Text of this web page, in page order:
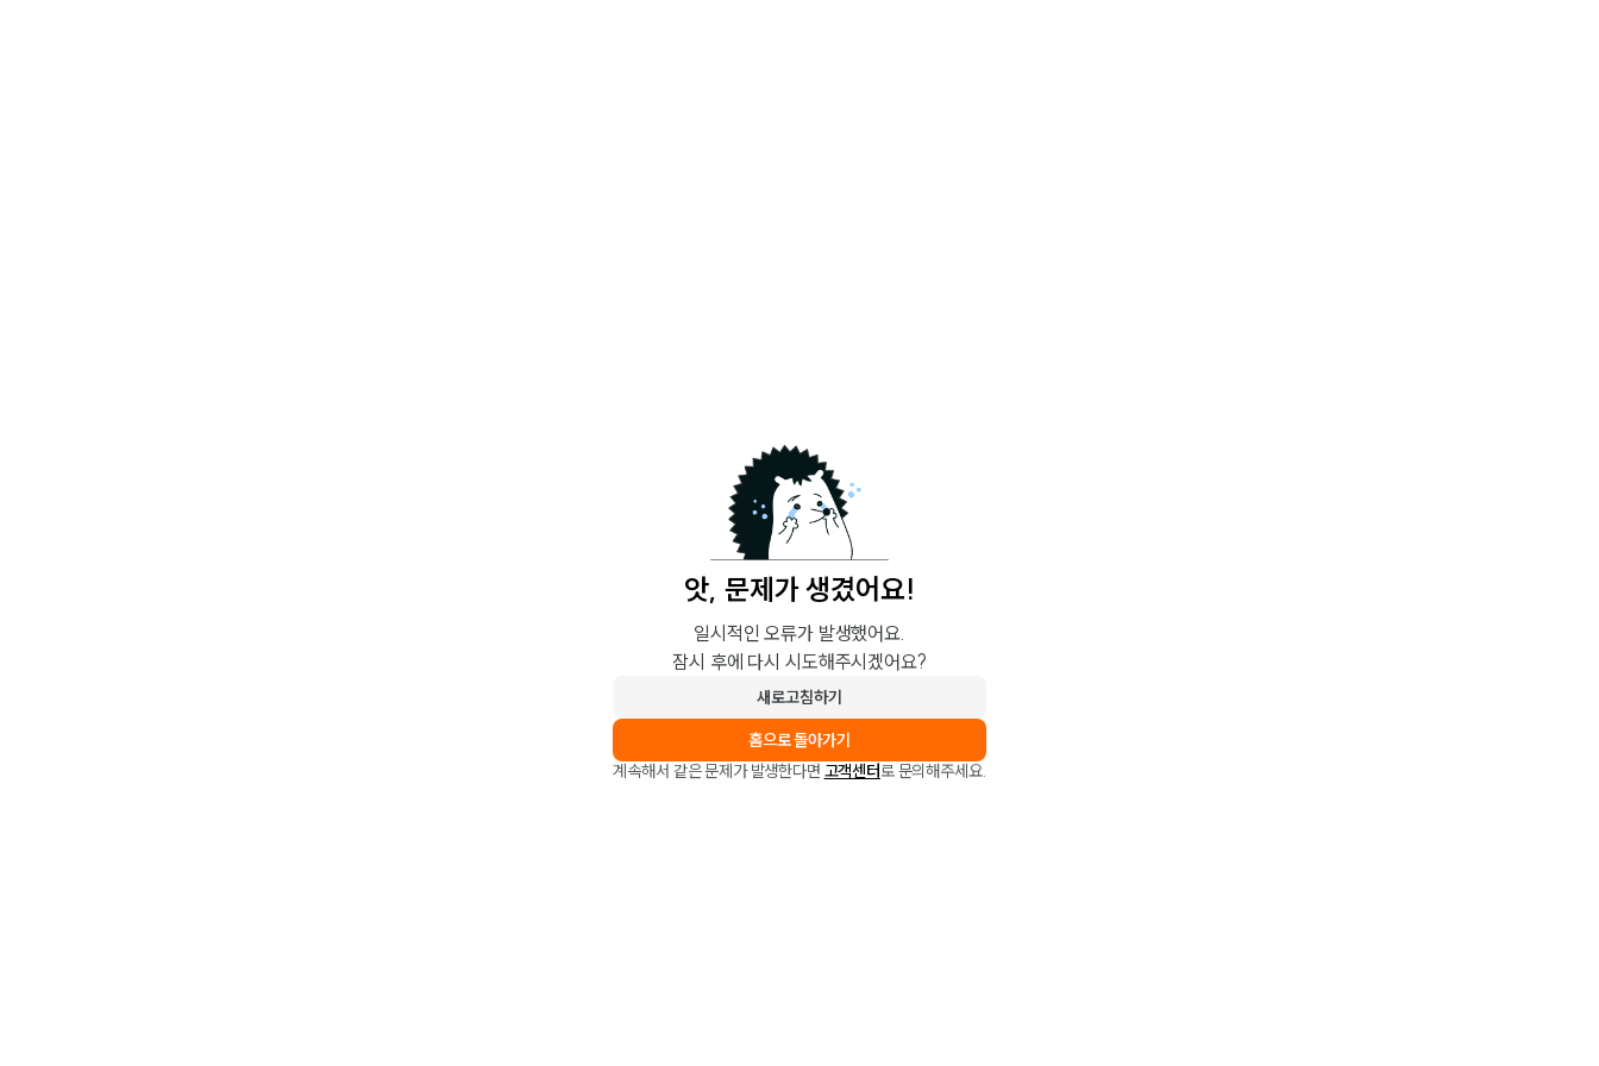
앗, 문제가 생겼어요!
일시적인 오류가 발생했어요.
잠시 후에 다시 시도해주시겠어요?
새로고침하기
홈으로 돌아가기
계속해서 같은 문제가 발생한다면 고객센터로 문의해주세요.